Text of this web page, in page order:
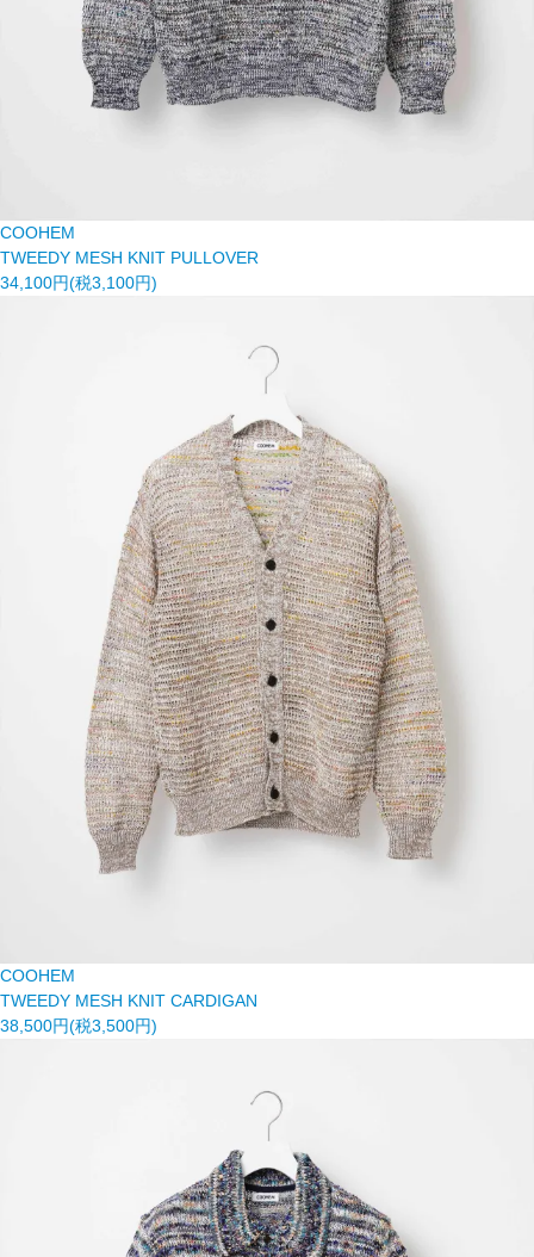
COOHEM
TWEEDY MESH KNIT PULLOVER
34,100円(税3,100円)
COOHEM
TWEEDY MESH KNIT CARDIGAN
38,500円(税3,500円)